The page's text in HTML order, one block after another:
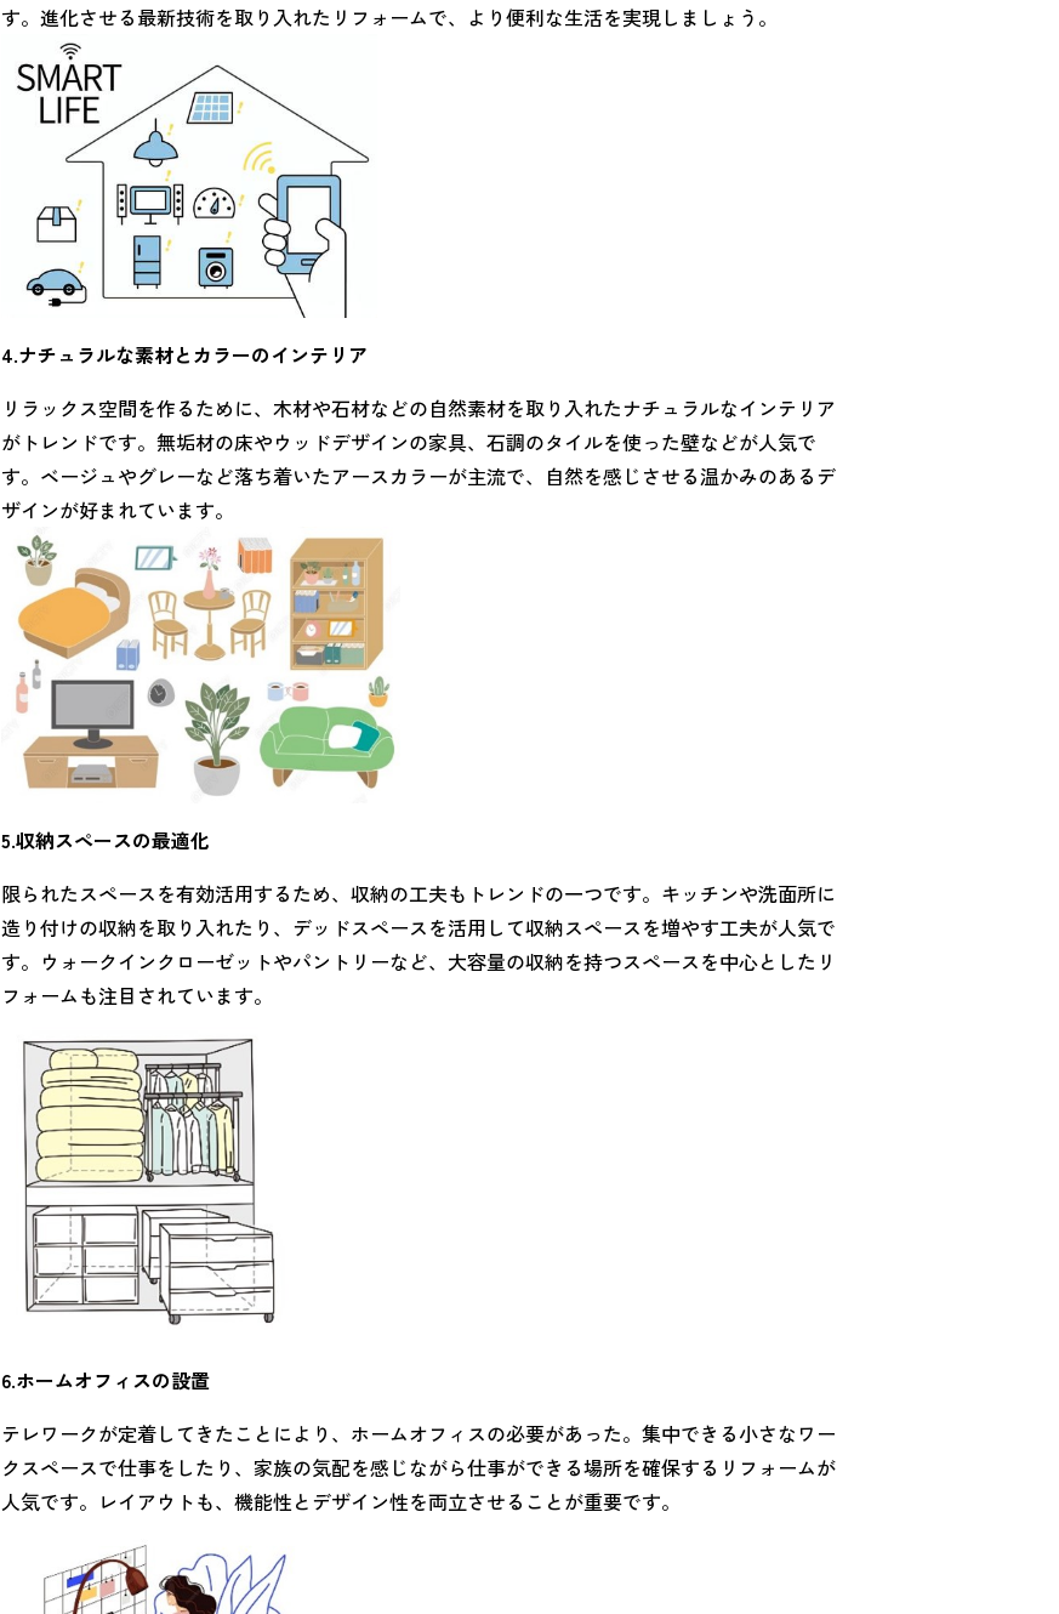
す。進化させる最新技術を取り入れたリフォームで、より便利な生活を実現しましょう。
4.ナチュラルな素材とカラーのインテリア
リラックス空間を作るために、木材や石材などの自然素材を取り入れたナチュラルなインテリア
がトレンドです。無垢材の床やウッドデザインの家具、石調のタイルを使った壁などが人気で
す。ベージュやグレーなど落ち着いたアースカラーが主流で、自然を感じさせる温かみのあるデ
ザインが好まれています。
5.収納スペースの最適化
限られたスペースを有効活用するため、収納の工夫もトレンドの一つです。キッチンや洗面所に
造り付けの収納を取り入れたり、デッドスペースを活用して収納スペースを増やす工夫が人気で
す。ウォークインクローゼットやパントリーなど、大容量の収納を持つスペースを中心としたリ
フォームも注目されています。
6.ホームオフィスの設置
テレワークが定着してきたことにより、ホームオフィスの必要があった。集中できる小さなワー
クスペースで仕事をしたり、家族の気配を感じながら仕事ができる場所を確保するリフォームが
人気です。レイアウトも、機能性とデザイン性を両立させることが重要です。